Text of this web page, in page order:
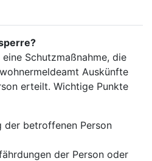
Schutzmaßnahme, die
Auskünfte
erteilt. Wichtige Punkte
der betroffenen Person
der Person oder